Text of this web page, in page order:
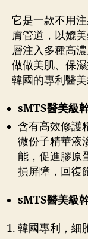
它是一款不用
膚管道，以媲
層注入多種高
做做美肌、保
韓國的專利醫
sMTS醫美級
含有高效修護
微份子精華液
能，促進膠原
損屏障，回復
sMTS醫美級
韓國專利，細